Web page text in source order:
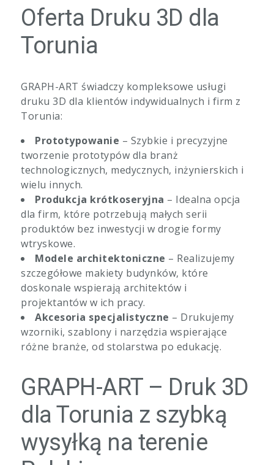
Oferta Druku 3D dla
Torunia
GRAPH-ART świadczy kompleksowe usługi
druku 3D dla klientów indywidualnych i firm z
Torunia:
Prototypowanie – Szybkie i precyzyjne
tworzenie prototypów dla branż
technologicznych, medycznych, inżynierskich i
wielu innych.
Produkcja krótkoseryjna – Idealna opcja
dla firm, które potrzebują małych serii
produktów bez inwestycji w drogie formy
wtryskowe.
Modele architektoniczne – Realizujemy
szczegółowe makiety budynków, które
doskonale wspierają architektów i
projektantów w ich pracy.
Akcesoria specjalistyczne – Drukujemy
wzorniki, szablony i narzędzia wspierające
różne branże, od stolarstwa po edukację.
GRAPH-ART – Druk 3D
dla Torunia z szybką
wysyłką na terenie